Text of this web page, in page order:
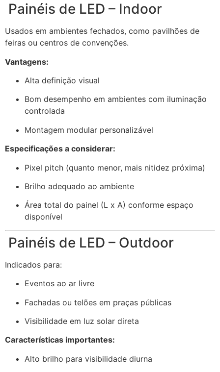
Painéis de LED – Indoor
Usados em ambientes fechados, como pavilhões de
feiras ou centros de convenções.
Vantagens:
Alta definição visual
Bom desempenho em ambientes com iluminação
controlada
Montagem modular personalizável
Especificações a considerar:
Pixel pitch (quanto menor, mais nitidez próxima)
Brilho adequado ao ambiente
Área total do painel (L x A) conforme espaço
disponível
Painéis de LED – Outdoor
Indicados para:
Eventos ao ar livre
Fachadas ou telões em praças públicas
Visibilidade em luz solar direta
Características importantes:
Alto brilho para visibilidade diurna